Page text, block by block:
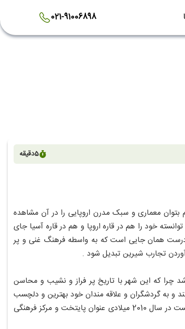
021-91006898
5دقیقه
معماری و سبک مدرن اروپایی را در آن مشاهده
خود را هم در قاره اروپا و هم در قاره آسیا جای
درست همان جایی است که به واسطه فرهنگ غنی و پر
تجارب شیرین تبدیل شود .
که این شهر با تاریخ پر فراز و نشیب و محاسن
و به گردشگران و علاقه مندان خود بهترین و دلچسب
ترین سفر را هدیه دهد و همچنین خوب است بدانید که شهر بی نهایت تماشایی استانبول توانست در سال 2010 میلادی عنوان پایتخت و مرکز فرهنگی